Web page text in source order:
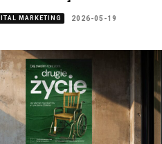
MARKETING 2026-05-19